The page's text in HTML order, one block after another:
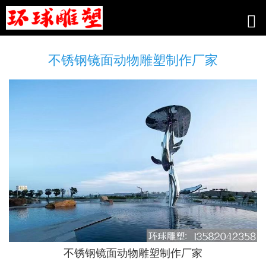
不锈钢镜面动物雕塑制作厂家
不锈钢镜面动物雕塑制作厂家